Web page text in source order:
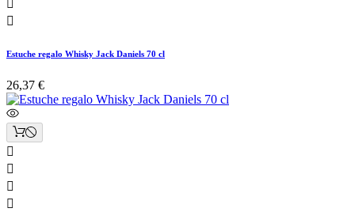


Estuche regalo Whisky Jack Daniels 70 cl
26,37 €



